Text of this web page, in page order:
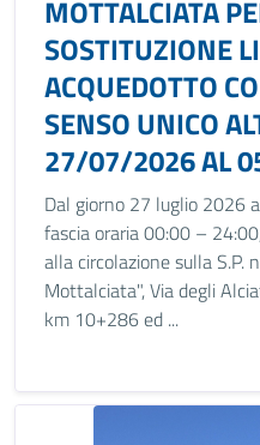
MOTTALCIATA
SOSTITUZIONE
ACQUEDOTTO
SENSO UNICO
27/07/2026 AL
Dal giorno 27 luglio 2026
fascia oraria 00:00 –
alla circolazione sulla S.P.
Mottalciata", Via degli
km 10+286 ed ...